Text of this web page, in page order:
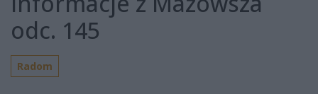
odc. 145
Radom